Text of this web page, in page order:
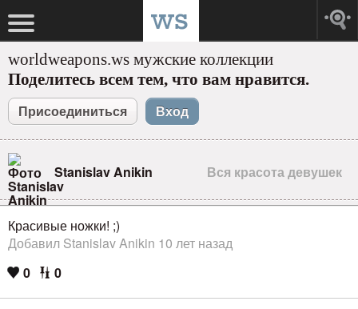
worldweapons.ws мужские коллекции
Поделитесь всем тем, что вам нравится.
Присоединиться Вход
Stanislav Anikin Вся красота девушек
Красивые ножки! ;)
Добавил Stanislav Anikin 10 лет назад
0
0